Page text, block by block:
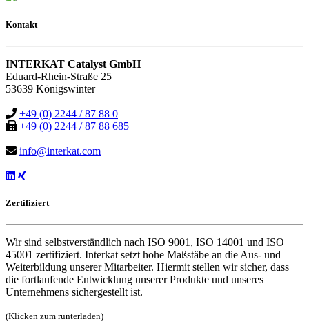
Kontakt
INTERKAT Catalyst GmbH
Eduard-Rhein-Straße 25
53639 Königswinter
+49 (0) 2244 / 87 88 0
+49 (0) 2244 / 87 88 685
info@interkat.com
Zertifiziert
Wir sind selbstverständlich nach ISO 9001, ISO 14001 und ISO
45001 zertifiziert. Interkat setzt hohe Maßstäbe an die Aus- und
Weiterbildung unserer Mitarbeiter. Hiermit stellen wir sicher, dass
die fortlaufende Entwicklung unserer Produkte und unseres
Unternehmens sichergestellt ist.
(Klicken zum runterladen)